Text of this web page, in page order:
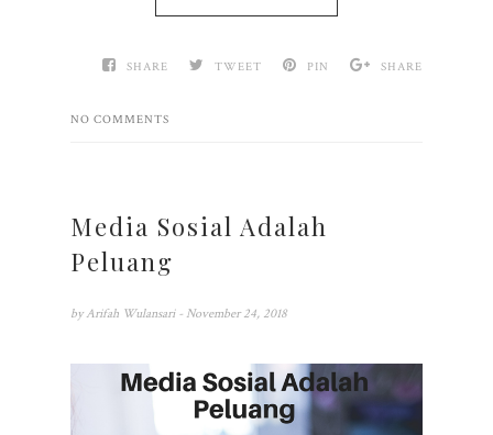
SHARE TWEET PIN SHARE
NO COMMENTS
Media Sosial Adalah
Peluang
by Arifah Wulansari - November 24, 2018